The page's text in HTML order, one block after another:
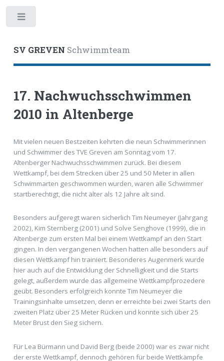
SV GREVEN Schwimmteam
17. Nachwuchsschwimmen
2010 in Altenberge
Mit vielen neuen Bestzeiten kehrten die neun Schwimmerinnen
und Schwimmer des TVE Greven am Sonntag vom 17.
Altenberger Nachwuchsschwimmen zurück. Bei diesem
Wettkampf, bei dem Strecken über 25 und 50 Meter in allen
Schwimmarten geschwommen wurden, waren alle Schwimmer
startberechtigt, die nicht älter als 12 Jahre alt sind.
Besonders aufgeregt waren sicherlich Tim Neumeyer (Jahrgang
2002), Kim Sternberg (2001) und Solve Senghove (1999), die in
Altenberge zum ersten Mal bei einem Wettkampf an den Start
gingen. In den vergangenen Wochen hatten alle besonders auf
diesen Wettkampf hin trainiert. Besonderes Augenmerk wurde
hier auch auf die Entwicklung der Schnelligkeit und die Starts
gelegt, außerdem wurde das allgemeine Wettkampfprozedere
geübt. Besonders erfolgreich konnte Tim Neumeyer die
Trainingsinhalte umsetzen, denn er erreichte bei zwei Starts den
zweiten Platz über 25 Meter Rücken und konnte sich über 25
Meter Brust den Sieg sichern.
Für Lea Bürmann und David Berg (beide 2000) war es zwar nicht
der erste Wettkampf, dennoch gehören für beide Wettkämpfe